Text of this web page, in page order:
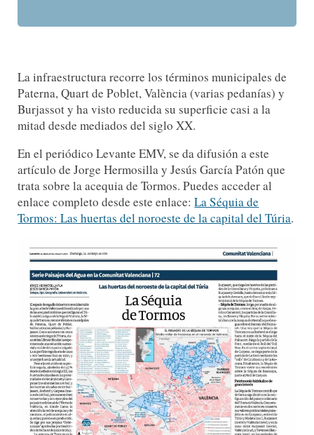
La infraestructura recorre los términos municipales de
Paterna, Quart de Poblet, València (varias pedanías) y
Burjassot y ha visto reducida su superficie casi a la
mitad desde mediados del siglo XX.
En el periódico Levante EMV, se da difusión a este
artículo de Jorge Hermosilla y Jesús García Patón que
trata sobre la acequia de Tormos. Puedes acceder al
enlace completo desde este enlace:La Séquia de
Tormos: Las huertas del noroeste de la capital del Túria.